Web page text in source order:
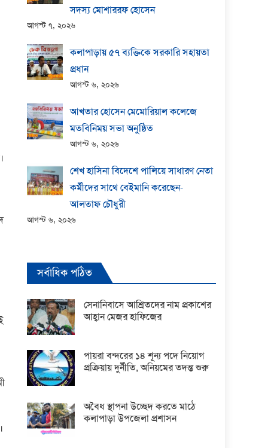
সদস্য মোশাররফ হোসেন
আগস্ট ৭, ২০২৬
কলাপাড়ায় ​৫৭ ব্যক্তিকে সরকারি সহায়তা
প্রধান
আগস্ট ৬, ২০২৬
আখতার হোসেন মেমোরিয়াল কলেজে
মতবিনিময় সভা অনুষ্ঠিত
আগস্ট ৬, ২০২৬
শেখ হাসিনা বিদেশে পালিয়ে সাধারণ নেতা
কর্মীদের সাথে বেইমানি করেছেন-
আলতাফ চৌধুরী
আগস্ট ৬, ২০২৬
সর্বাধিক পঠিত
সেনানিবাসে আশ্রিতদের নাম প্রকাশের
আহ্বান মেজর হাফিজের
পায়রা বন্দরের ১৪ শূন্য পদে নিয়োগ
প্রক্রিয়ায় দুর্নীতি, অনিয়মের তদন্ত শুরু
অবৈধ স্থাপনা উচ্ছেদ করতে মাঠে
কলাপাড়া উপজেলা প্রশাসন